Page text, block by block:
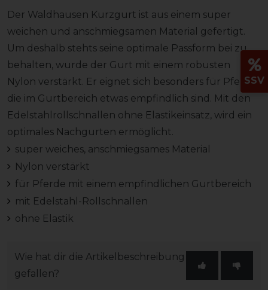
Der Waldhausen Kurzgurt ist aus einem super
weichen und anschmiegsamen Material gefertigt.
Um deshalb stehts seine optimale Passform bei zu
behalten, wurde der Gurt mit einem robusten
Nylon verstärkt. Er eignet sich besonders für Pferd
die im Gurtbereich etwas empfindlich sind. Mit den
Edelstahlrollschnallen ohne Elastikeinsatz, wird ein
optimales Nachgurten ermöglicht.
super weiches, anschmiegsames Material
Nylon verstärkt
für Pferde mit einem empfindlichen Gurtbereich
mit Edelstahl-Rollschnallen
ohne Elastik
Wie hat dir die Artikelbeschreibung
gefallen?
SSV